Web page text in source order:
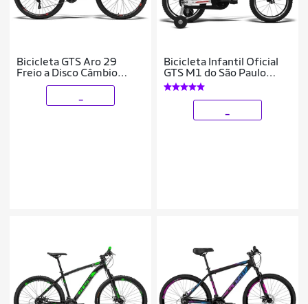
Bicicleta GTS Aro 29
Freio a Disco Câmbio
Traseiro GTSM1 TSI8 24
GTS M1 Adva
Bicicleta Infantil Oficial
GTS M1 do São Paulo
futebol Clube Aro 16
freio V-brake Quadro
Alumínio |